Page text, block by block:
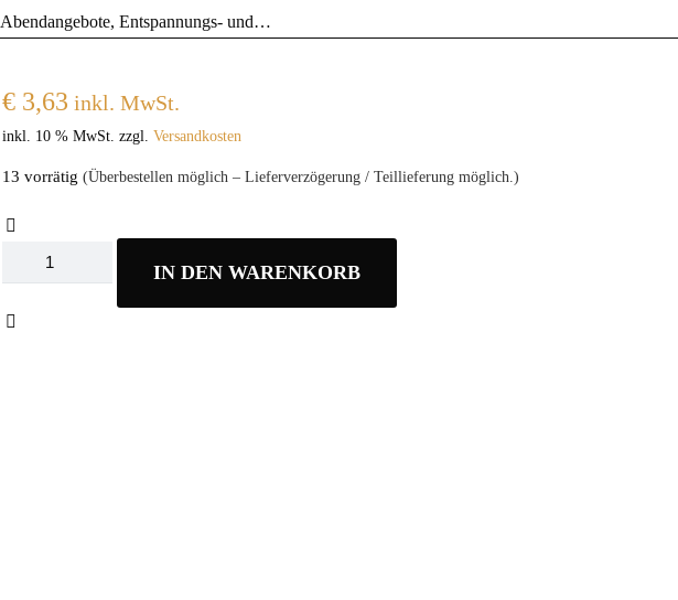
Abendangebote, Entspannungs‑ und…
€ 3,63 inkl. MwSt.
inkl. 10 % MwSt. zzgl.Versandkosten
13 vorrätig(Überbestellen möglich – Lieferverzögerung / Teillieferung möglich.)
Althaus
Chamomile
Meadow
IN DEN WARENKORB